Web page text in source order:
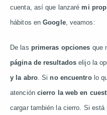
cuenta, así que lanzarémi
hábitos enGoogle, veamos:
De las primeras opciones que
página de resultados elijo la
y la abro. Sino encuentrolo
atención cierro la web en
cargar también la cierro. Si